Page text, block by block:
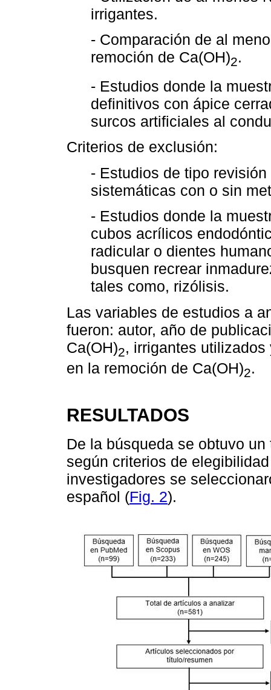
irrigantes.
- Comparación de al
remoción de Ca(OH)2.
- Estudios donde la
definitivos con ápice
surcos artificiales al
Criterios de exclusión:
- Estudios de tipo
sistemáticas con o sin
- Estudios donde la
cubos acrílicos
radicular o dientes
busquen recrear
tales como, rizólisis.
Las variables de estudios a
fueron: autor, año de
Ca(OH)2, irrigantes
en la remoción de Ca(OH)2.
RESULTADOS
De la búsqueda se obtuvo
según criterios de
investigadores se
español (Fig. 2).